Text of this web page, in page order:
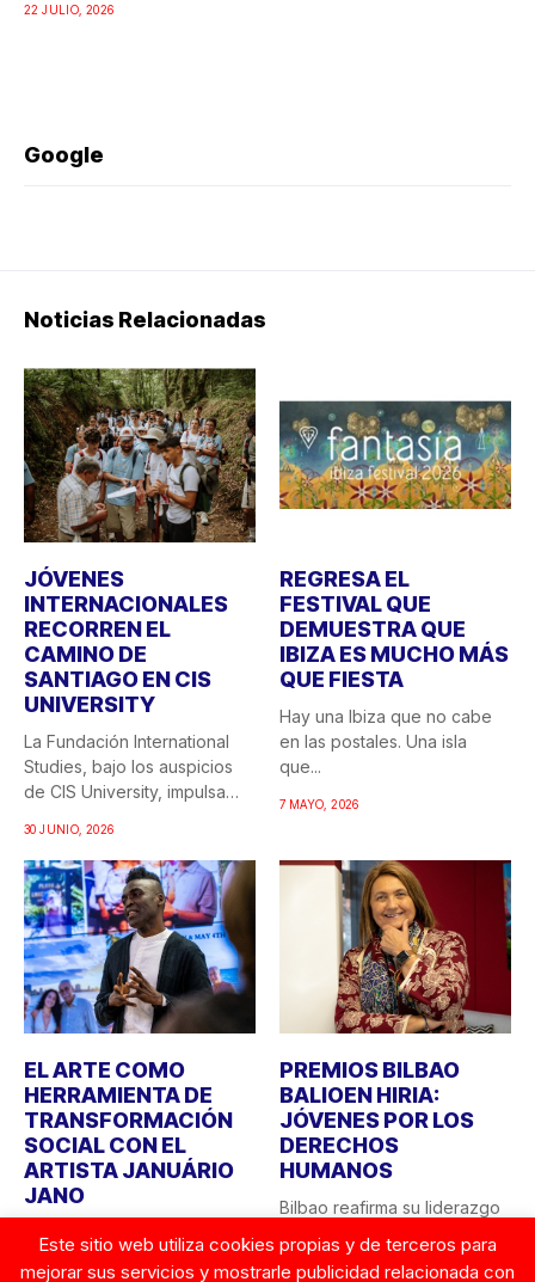
22 JULIO, 2026
Google
Noticias Relacionadas
JÓVENES
INTERNACIONALES
RECORREN EL
CAMINO DE
SANTIAGO EN CIS
UNIVERSITY
La Fundación International
Studies, bajo los auspicios
de CIS University, impulsa
30 JUNIO, 2026
REGRESA EL
FESTIVAL QUE
DEMUESTRA QUE
IBIZA ES MUCHO MÁS
QUE FIESTA
Hay una Ibiza que no cabe
en las postales. Una isla
que...
7 MAYO, 2026
EL ARTE COMO
HERRAMIENTA DE
TRANSFORMACIÓN
SOCIAL CON EL
ARTISTA JANUÁRIO
JANO
Robert F. Kennedy Human
PREMIOS BILBAO
BALIOEN HIRIA:
JÓVENES POR LOS
DERECHOS
HUMANOS
Bilbao reafirma su liderazgo
con los valores
Este sitio web utiliza cookies propias y de terceros para
mejorar sus servicios y mostrarle publicidad relacionada con